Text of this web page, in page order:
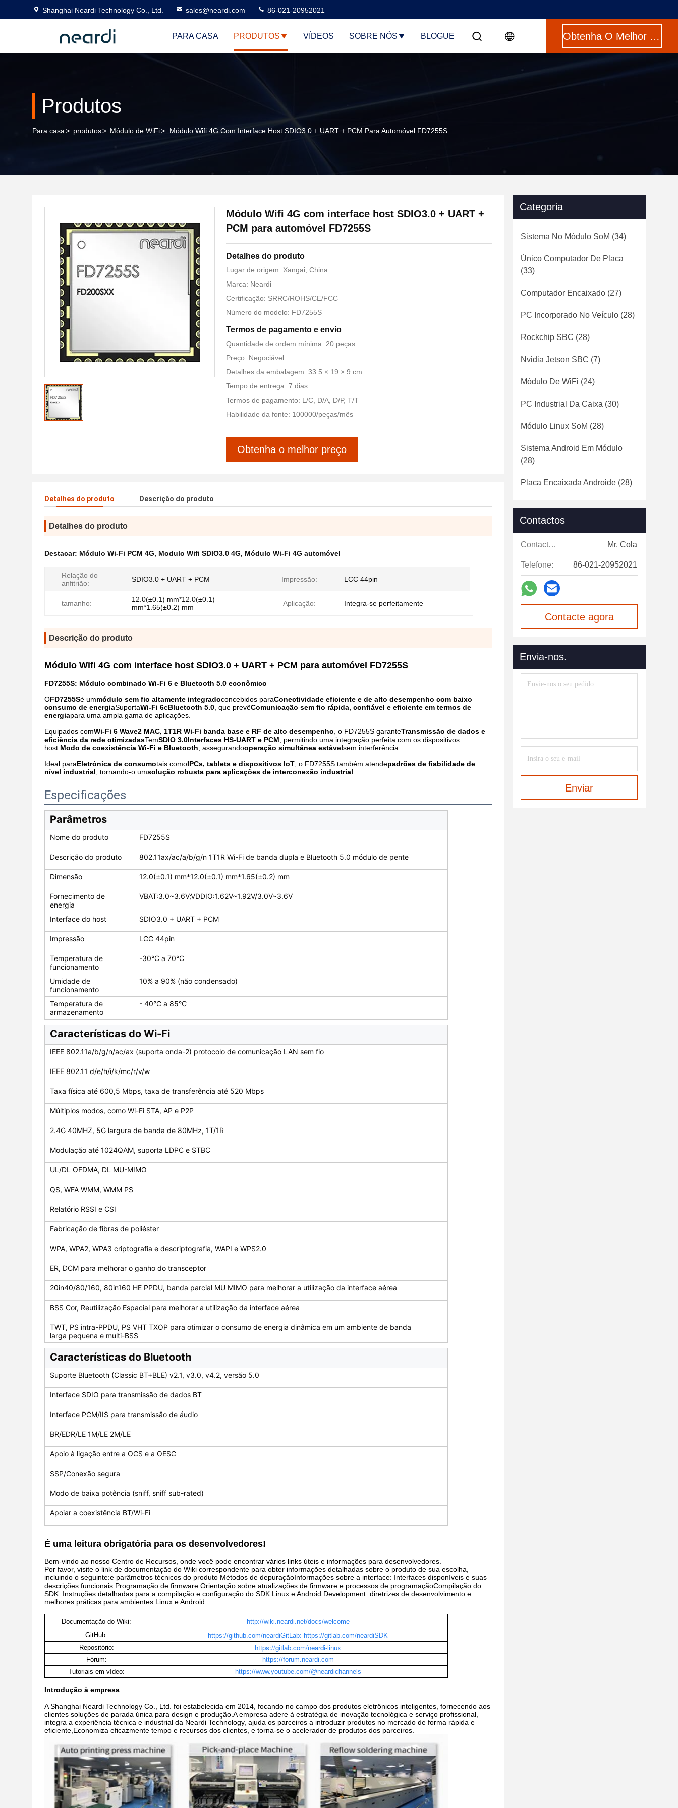
Shanghai Neardi Technology Co., Ltd. sales@neardi.com 86-021-20952021
PARA CASA PRODUTOS VÍDEOS SOBRE NÓS BLOGUE Obtenha O Melhor Preço
Produtos
Para casa> produtos> Módulo de WiFi> Módulo Wifi 4G Com Interface Host SDIO3.0 + UART + PCM Para Automóvel FD7255S
Módulo Wifi 4G com interface host SDIO3.0 + UART +
PCM para automóvel FD7255S
Detalhes do produto
Lugar de origem: Xangai, China
Marca: Neardi
Certificação: SRRC/ROHS/CE/FCC
Número do modelo: FD7255S
Termos de pagamento e envio
Quantidade de ordem mínima: 20 peças
Preço: Negociável
Detalhes da embalagem: 33.5 × 19 × 9 cm
Tempo de entrega: 7 dias
Termos de pagamento: L/C, D/A, D/P, T/T
Habilidade da fonte: 100000/peças/mês
Obtenha o melhor preço
Detalhes do produto Descrição do produto
Detalhes do produto
Destacar: Módulo Wi-Fi PCM 4G, Modulo Wifi SDIO3.0 4G, Módulo Wi-Fi 4G automóvel
Relação do
anfitrião:
SDIO3.0 + UART + PCM Impressão: LCC 44pin
tamanho:
12.0(±0.1) mm*12.0(±0.1)
mm*1.65(±0.2) mm
Aplicação: Integra-se perfeitamente
Descrição do produto
Módulo Wifi 4G com interface host SDIO3.0 + UART + PCM para automóvel FD7255S
FD7255S: Módulo combinado Wi-Fi 6 e Bluetooth 5.0 econômico
OFD7255Sé ummódulo sem fio altamente integradoconcebidos paraConectividade eficiente e de alto desempenho com baixo
consumo de energiaSuportaWi-Fi 6eBluetooth 5.0 , que prevêComunicação sem fio rápida, confiável e eficiente em termos de
energiapara uma ampla gama de aplicações.
Equipados comWi-Fi 6 Wave2 MAC, 1T1R Wi-Fi banda base e RF de alto desempenho , o FD7255S garanteTransmissão de dados e
eficiência da rede otimizadasTemSDIO 3.0Interfaces HS-UART e PCM , permitindo uma integração perfeita com os dispositivos
host. Modo de coexistência Wi-Fi e Bluetooth , assegurandooperação simultânea estávelsem interferência.
Ideal paraEletrónica de consumotais comoIPCs, tablets e dispositivos IoT , o FD7255S também atendepadrões de fiabilidade de
nível industrial , tornando-o umsolução robusta para aplicações de interconexão industrial
Especificações
Parâmetros
Nome do produto FD7255S
Descrição do produto 802.11ax/ac/a/b/g/n 1T1R Wi-Fi de banda dupla e Bluetooth 5.0 módulo de pente
Dimensão 12.0(±0.1) mm*12.0(±0.1) mm*1.65(±0.2) mm
Fornecimento de
energia
VBAT:3.0~3.6V;VDDIO:1.62V~1.92V/3.0V~3.6V
Interface do host SDIO3.0 + UART + PCM
Impressão LCC 44pin
Temperatura de
funcionamento
-30°C a 70°C
Umidade de
funcionamento
10% a 90% (não condensado)
Temperatura de
armazenamento
- 40°C a 85°C
Características do Wi-Fi
IEEE 802.11a/b/g/n/ac/ax (suporta onda-2) protocolo de comunicação LAN sem fio
IEEE 802.11 d/e/h/i/k/mc/r/v/w
Taxa física até 600,5 Mbps, taxa de transferência até 520 Mbps
Múltiplos modos, como Wi-Fi STA, AP e P2P
2.4G 40MHZ, 5G largura de banda de 80MHz, 1T/1R
Modulação até 1024QAM, suporta LDPC e STBC
UL/DL OFDMA, DL MU-MIMO
QS, WFA WMM, WMM PS
Relatório RSSI e CSI
Fabricação de fibras de poliéster
WPA, WPA2, WPA3 criptografia e descriptografia, WAPI e WPS2.0
ER, DCM para melhorar o ganho do transceptor
20in40/80/160, 80in160 HE PPDU, banda parcial MU MIMO para melhorar a utilização da interface aérea
BSS Cor, Reutilização Espacial para melhorar a utilização da interface aérea
TWT, PS intra-PPDU, PS VHT TXOP para otimizar o consumo de energia dinâmica em um ambiente de banda
larga pequena e multi-BSS
Características do Bluetooth
Suporte Bluetooth (Classic BT+BLE) v2.1, v3.0, v4.2, versão 5.0
Interface SDIO para transmissão de dados BT
Interface PCM/IIS para transmissão de áudio
BR/EDR/LE 1M/LE 2M/LE
Apoio à ligação entre a OCS e a OESC
SSP/Conexão segura
Modo de baixa potência (sniff, sniff sub-rated)
Apoiar a coexistência BT/Wi-Fi
É uma leitura obrigatória para os desenvolvedores!
Bem-vindo ao nosso Centro de Recursos, onde você pode encontrar vários links úteis e informações para desenvolvedores.
Por favor, visite o link de documentação do Wiki correspondente para obter informações detalhadas sobre o produto de sua escolha,
incluindo o seguinte:e parâmetros técnicos do produto Métodos de depuraçãoInformações sobre a interface: Interfaces disponíveis e suas
descrições funcionais.Programação de firmware:Orientação sobre atualizações de firmware e processos de programaçãoCompilação do
SDK: Instruções detalhadas para a compilação e configuração do SDK.Linux e Android Development: diretrizes de desenvolvimento e
melhores práticas para ambientes Linux e Android.
Documentação do Wiki:
http://wiki.neardi.net/docs/welcome
GitHub:
https://github.com/neardiGitLab: https://gitlab.com/neardiSDK
Repositório:
https://gitlab.com/neardi-linux
Fórum:
https://forum.neardi.com
Tutoriais em vídeo:
https://www.youtube.com/@neardichannels
Introdução à empresa
A Shanghai Neardi Technology Co., Ltd. foi estabelecida em 2014, focando no campo dos produtos eletrônicos inteligentes, fornecendo aos
clientes soluções de parada única para design e produção.A empresa adere à estratégia de inovação tecnológica e serviço profissional,
integra a experiência técnica e industrial da Neardi Technology, ajuda os parceiros a introduzir produtos no mercado de forma rápida e
eficiente,Economiza eficazmente tempo e recursos dos clientes, e torna-se o acelerador de produtos dos parceiros.
Categoria
Sistema No Módulo SoM (34)
Único Computador De Placa
(33)
Computador Encaixado (27)
PC Incorporado No Veículo (28)
Rockchip SBC (28)
Nvidia Jetson SBC (7)
Módulo De WiFi (24)
PC Industrial Da Caixa (30)
Módulo Linux SoM (28)
Sistema Android Em Módulo
(28)
Placa Encaixada Androide (28)
Contactos
Contactos: Mr. Cola
Telefone: 86-021-20952021
Contacte agora
Envia-nos.
Enviar